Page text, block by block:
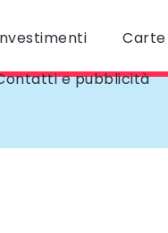
e pubblicità